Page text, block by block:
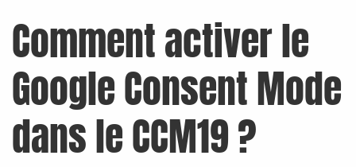
Comment activer le
Google Consent Mode
dans le CCM19 ?